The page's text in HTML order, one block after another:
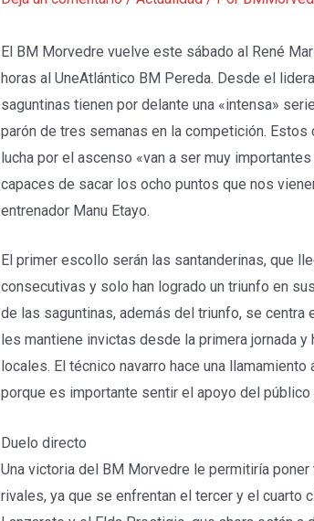
El BM Morvedre vuelve este sábado al René
horas al UneAtlántico BM Pereda. Desde el
saguntinas tienen por delante una «intensa»
parón de tres semanas en la competición.
lucha por el ascenso «van a ser muy
capaces de sacar los ocho puntos que nos
entrenador Manu Etayo.
El primer escollo serán las santanderinas, que
consecutivas y solo han logrado un triunfo en
de las saguntinas, además del triunfo, se centra
les mantiene invictas desde la primera jornada
locales. El técnico navarro hace una
porque es importante sentir el apoyo del público
Duelo directo
Una victoria del BM Morvedre le permitiría
rivales, ya que se enfrentan el tercer y el cuarto